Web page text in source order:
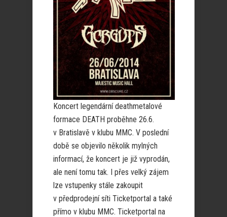
Koncert legendární deathmetalové
formace DEATH proběhne 26.6.
v Bratislavě v klubu MMC. V poslední
době se objevilo několik mylných
informací, že koncert je již vyprodán,
ale není tomu tak. I přes velký zájem
lze vstupenky stále zakoupit
v předprodejní síti Ticketportal a také
přímo v klubu MMC. Ticketportal na